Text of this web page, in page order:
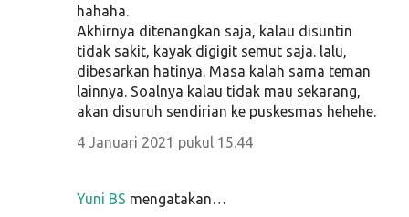
hahaha.
Akhirnya ditenangkan saja, kalau disuntin
tidak sakit, kayak digigit semut saja. lalu,
dibesarkan hatinya. Masa kalah sama teman
lainnya. Soalnya kalau tidak mau sekarang,
akan disuruh sendirian ke puskesmas hehehe.
4 Januari 2021 pukul 15.44
Yuni BS mengatakan…